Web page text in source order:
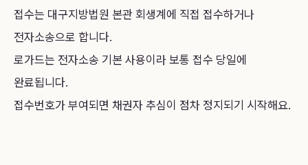
접수는 대구지방법원 본관 회생계에 직접 접수하거나
전자소송으로 합니다.
로가드는 전자소송 기본 사용이라 보통 접수 당일에
완료됩니다.
접수번호가 부여되면 채권자 추심이 점차 정지되기 시작해요.